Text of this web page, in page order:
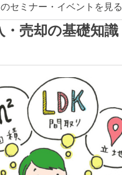
セミナー・イベントを見る
・売却の基礎知識